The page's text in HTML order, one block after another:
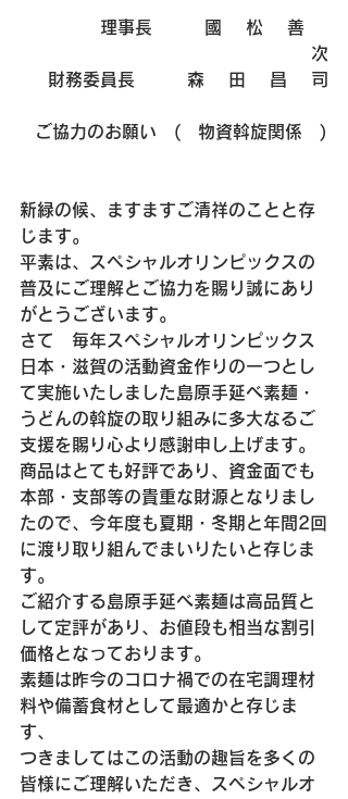
理事長　　　國　 松　 善
次
財務委員長　　　森　 田　 昌　 司
  ご協力のお願い　(　物資斡旋関係　)
新緑の候、ますますご清祥のことと存
じます。
平素は、スペシャルオリンピックスの
普及にご理解とご協力を賜り誠にあり
がとうございます。
さて　毎年スペシャルオリンピックス
日本・滋賀の活動資金作りの一つとし
て実施いたしました島原手延べ素麺・
うどんの斡旋の取り組みに多大なるご
支援を賜り心より感謝申し上げます。
商品はとても好評であり、資金面でも
本部・支部等の貴重な財源となりまし
たので、今年度も夏期・冬期と年間2回
に渡り取り組んでまいりたいと存じま
す。
ご紹介する島原手延べ素麺は高品質と
して定評があり、お値段も相当な割引
価格となっております。
素麺は昨今のコロナ禍での在宅調理材
料や備蓄食材として最適かと存じま
す、
つきましてはこの活動の趣旨を多くの
皆様にご理解いただき、スペシャルオ